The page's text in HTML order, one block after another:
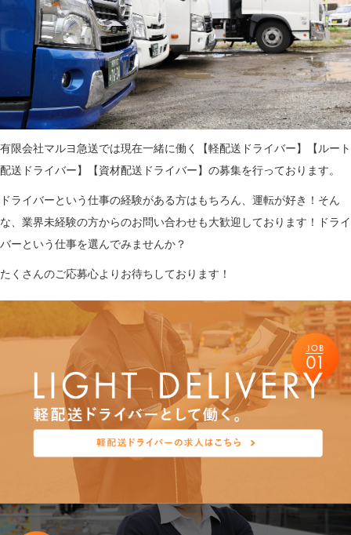
有限会社マルヨ急送では現在一緒に働く【軽配送ドライバー】【ルート
配送ドライバー】【資材配送ドライバー】の募集を行っております。
ドライバーという仕事の経験がある方はもちろん、運転が好き！そん
な、業界未経験の方からのお問い合わせも大歓迎しております！ドライ
バーという仕事を選んでみませんか？
たくさんのご応募心よりお待ちしております！